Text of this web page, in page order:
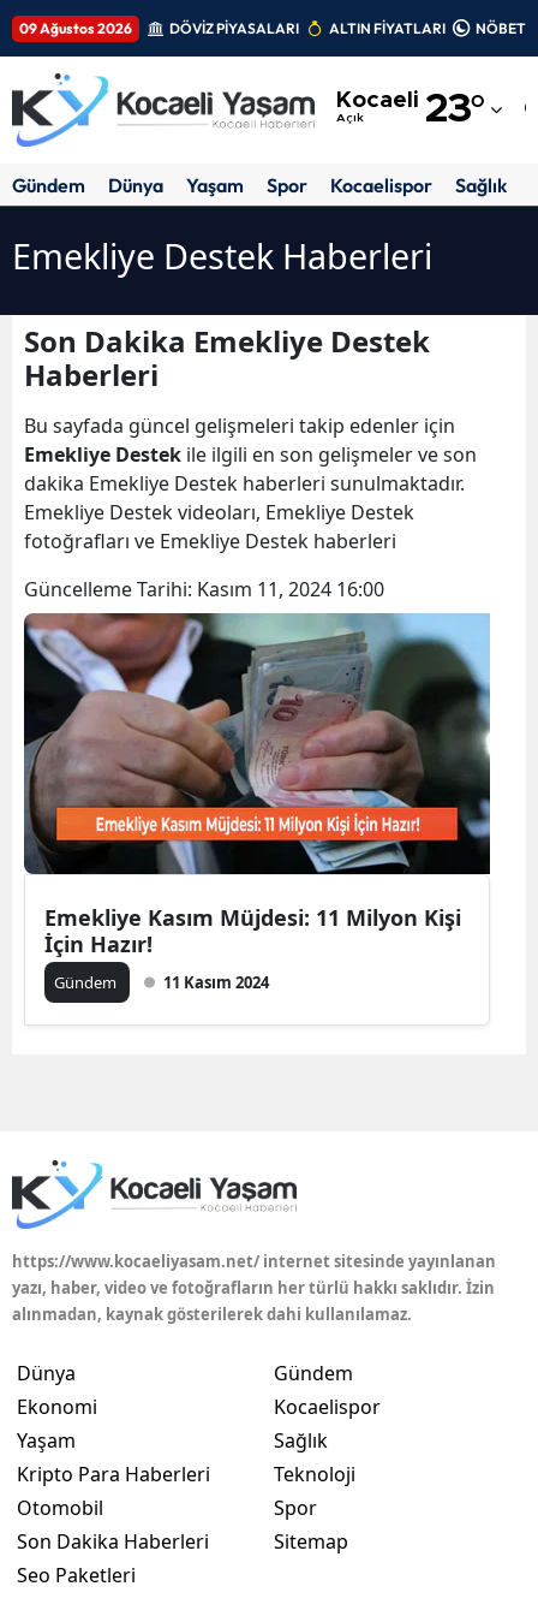
09 Ağustos 2026 DÖVİZ PİYASALARI ALTIN FİYATLARI
Kocaeli
Açık 23°
Adıyaman
Amasya
Ankara
Artvin
Aydın
Balıkesir
Bingöl
Bitlis
Bolu
Burdur
Bursa
Çanakkale
Çankırı
Erzurum
Eskişehir
Giresun
Gündem Dünya Yaşam Spor Kocaelispor Sağlık
Emekliye Destek Haberleri
Son Dakika Emekliye Destek
Haberleri
Bu sayfada güncel gelişmeleri takip edenler için
Emekliye Destek ile ilgili en son gelişmeler ve son
dakika Emekliye Destek haberleri sunulmaktadır.
Emekliye Destek videoları, Emekliye Destek
fotoğrafları ve Emekliye Destek haberleri
Güncelleme Tarihi: Kasım 11, 2024 16:00
Emekliye Kasım Müjdesi: 11 Milyon Kişi
İçin Hazır!
Gündem 11 Kasım 2024
https://www.kocaeliyasam.net/ internet sitesinde yayınlanan
yazı, haber, video ve fotoğrafların her türlü hakkı saklıdır. İzin
alınmadan, kaynak gösterilerek dahi kullanılamaz.
Dünya
Ekonomi
Yaşam
Kripto Para Haberleri
Otomobil
Son Dakika Haberleri
Seo Paketleri
Gündem
Kocaelispor
Sağlık
Teknoloji
Spor
Sitemap